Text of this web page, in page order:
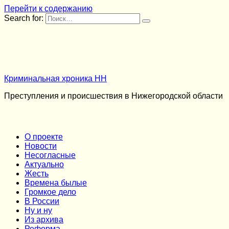
Перейти к содержанию
Search for:
Криминальная хроника НН
Преступления и происшествия в Нижегородской области
О проекте
Новости
Несогласные
Актуально
Жесть
Времена былые
Громкое дело
В России
Ну и ну
Из архива